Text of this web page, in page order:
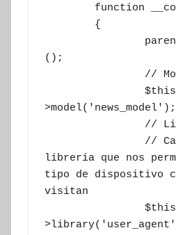
();
>model('news_model');
librería que nos
tipo de dispositivo
visitan